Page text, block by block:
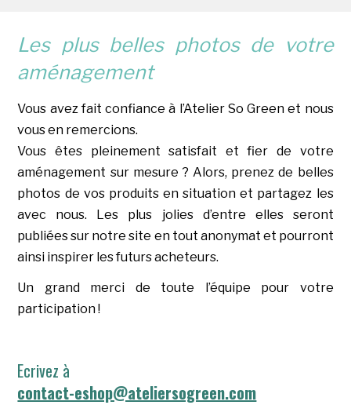
Les plus belles photos de votre
aménagement
Vous avez fait confiance à l’Atelier So Green et nous
vous en remercions.
Vous êtes pleinement satisfait et fier de votre
aménagement sur mesure ? Alors, prenez de belles
photos de vos produits en situation et partagez les
avec nous. Les plus jolies d’entre elles seront
publiées sur notre site en tout anonymat et pourront
ainsi inspirer les futurs acheteurs.
Un grand merci de toute l’équipe pour votre
participation !
Ecrivez à
contact-eshop@ateliersogreen.com